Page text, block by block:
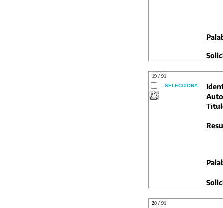
19 / 91
SELECCIONA
20 / 91